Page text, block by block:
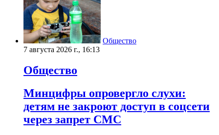
Общество
7 августа 2026 г., 16:13
Общество
Минцифры опровергло слухи:
детям не закроют доступ в соцсети
через запрет СМС